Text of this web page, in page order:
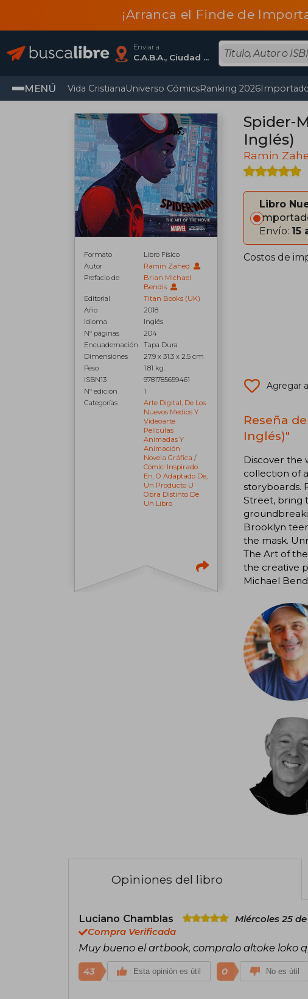
¡Arranca el Finde de
Enviar a
C.A.B.A., Ciudad Autónoma De Buenos Aires
MENÚ Vida CristianaUniverso CómicsRanking 2026
Formato
Libro Físico
Autor
Ramin Zahed
Prefacio de
Brian Michael
Bendis
Editorial
Titan Books (UK)
Año
2018
Idioma
Inglés
N° páginas
204
Encuadernación
Tapa Dura
Dimensiones
27.9 x 31.3 x 2.5 cm
Peso
1.81 kg.
ISBN13
9781785659461
N° edición
1
Categorías
Arte Digital, De Los
Nuevos Medios Y
Videoarte
Películas
Animadas Y
Animación
Novela Gráfica /
Cómic: Inspirado
En, O Adaptado De,
Un Producto U
Obra Distinto De
Un Libro
Spider-
Inglés)
Ramin
Libro
Envío: 15
Costos de
Agregar
Reseña
Inglés)"
Discover the
collection of
storyboards.
Street, bring
Brooklyn
the mask.
The Art of
the creative
Michael
Opiniones del libro
Luciano Chamblas
Miércoles 25
Compra Verificada
Muy bueno el artbook, compralo altoke loko
43 Esta opinión es útil 0 No es útil